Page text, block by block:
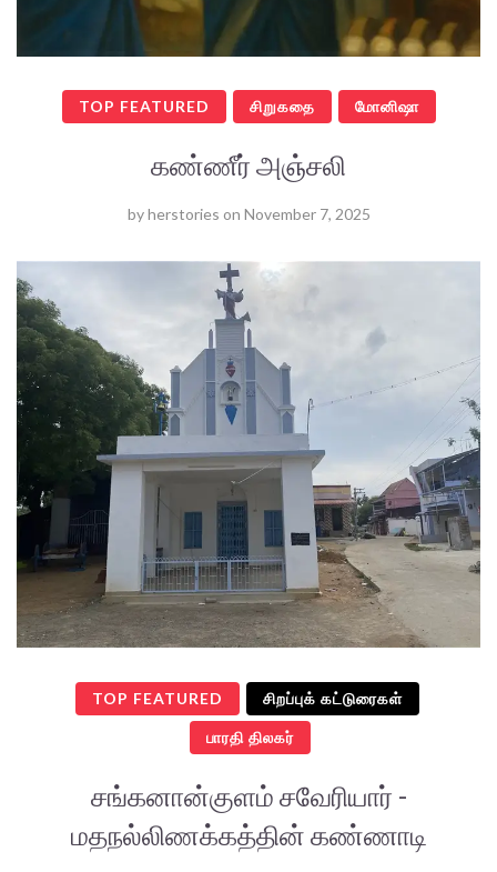
TOP FEATURED சிறுகதை மோனிஷா
கண்ணீர் அஞ்சலி
byherstories on November 7, 2025
TOP FEATURED சிறப்புக் கட்டுரைகள்
பாரதி திலகர்
சங்கனான்குளம் சவேரியார் -
மதநல்லிணக்கத்தின் கண்ணாடி